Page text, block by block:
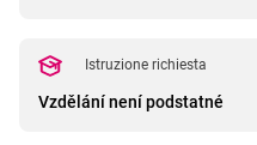
Istruzione richiesta
Vzdělání není podstatné